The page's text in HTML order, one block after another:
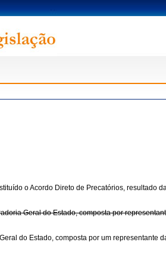
o Acordo Direto de Precatórios,
Geral do Estado, composta por
do Estado, composta por um